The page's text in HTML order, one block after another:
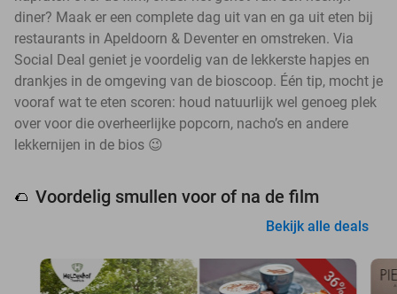
diner? Maak er een complete dag uit van en ga uit eten bij
restaurants in Apeldoorn & Deventer en omstreken. Via
Social Deal geniet je voordelig van de lekkerste hapjes en
drankjes in de omgeving van de bioscoop. Één tip, mocht je
vooraf wat te eten scoren: houd natuurlijk wel genoeg plek
over voor die overheerlijke popcorn, nacho’s en andere
lekkernijen in de bios 😉
🌮 Voordelig smullen voor of na de film
Bekijk alle deals
36%